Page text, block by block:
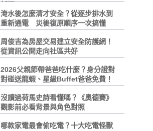
新招
淹水後怎麼清才安全？從逐步排水到
重新通電 災後復原順序一次搞懂
周俊吉為房屋交易建立安全防護網！
從資訊公開走向社區共好
2026父親節帶爸爸吃什麼？身分證對
對碰送龍蝦、星級Buffet爸爸免費！
沒讀過荷馬史詩看懂嗎？《奧德賽》
觀影前必看背景與角色對照
哪款家電最會偷吃電？十大吃電怪獸